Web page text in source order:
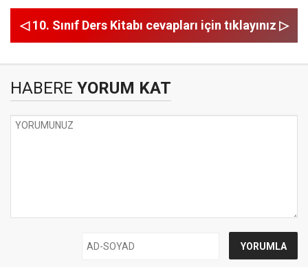
◁ 10. Sınıf Ders Kitabı cevapları için tıklayınız ▷
HABERE YORUM KAT